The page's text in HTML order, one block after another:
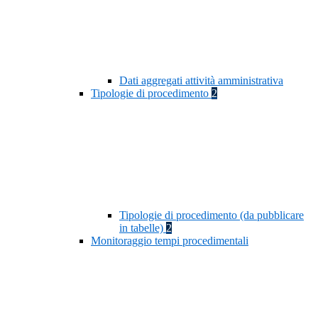
Dati aggregati attività amministrativa
Tipologie di procedimento 2
Tipologie di procedimento (da pubblicare
in tabelle) 2
Monitoraggio tempi procedimentali